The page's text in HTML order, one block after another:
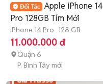
Apple iPhone 14
Pro 128GB Tím Mới
iPhone 14 Pro 128 GB
11.000.000 đ
Quận 6
P. Bình Tây mới